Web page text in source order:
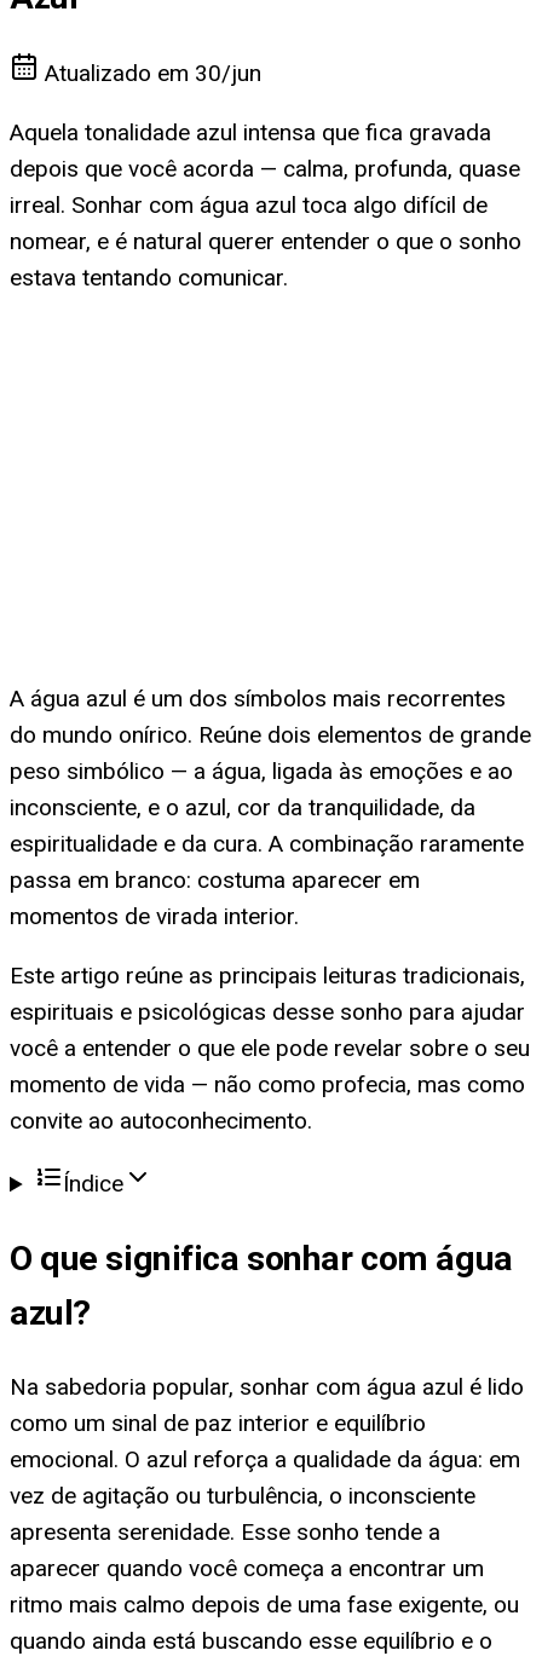
Atualizado em 30/jun
Aquela tonalidade azul intensa que fica gravada
depois que você acorda — calma, profunda, quase
irreal. Sonhar com água azul toca algo difícil de
nomear, e é natural querer entender o que o sonho
estava tentando comunicar.
A água azul é um dos símbolos mais recorrentes
do mundo onírico. Reúne dois elementos de grande
peso simbólico — a água, ligada às emoções e ao
inconsciente, e o azul, cor da tranquilidade, da
espiritualidade e da cura. A combinação raramente
passa em branco: costuma aparecer em
momentos de virada interior.
Este artigo reúne as principais leituras tradicionais,
espirituais e psicológicas desse sonho para ajudar
você a entender o que ele pode revelar sobre o seu
momento de vida — não como profecia, mas como
convite ao autoconhecimento.
Índice
O que significa sonhar com água
azul?
Na sabedoria popular, sonhar com água azul é lido
como um sinal de paz interior e equilíbrio
emocional. O azul reforça a qualidade da água: em
vez de agitação ou turbulência, o inconsciente
apresenta serenidade. Esse sonho tende a
aparecer quando você começa a encontrar um
ritmo mais calmo depois de uma fase exigente, ou
quando ainda está buscando esse equilíbrio e o